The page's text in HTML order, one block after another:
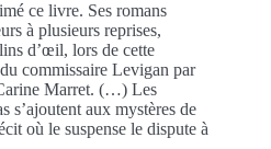
ce livre. Ses romans
à plusieurs reprises,
d’œil, lors de cette
commissaire Levigan par
Marret. (…) Les
s’ajoutent aux mystères de
où le suspense le dispute à